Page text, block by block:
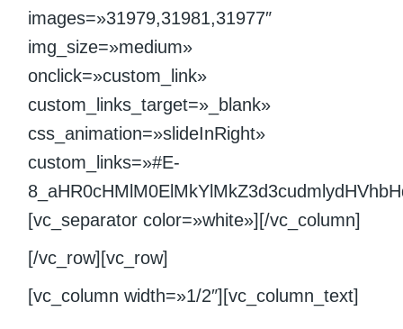
images=»31979,31981,31977″
img_size=»medium»
onclick=»custom_link»
custom_links_target=»_blank»
css_animation=»slideInRight»
custom_links=»#E-
[vc_separator color=»white»][/vc_column]
[/vc_row][vc_row]
[vc_column width=»1/2″][vc_column_text]